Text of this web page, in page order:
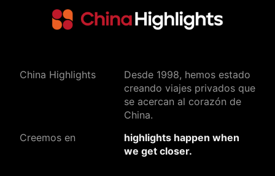
China Highlights
Desde 1998, hemos estado
creando viajes privados que
se acercan al corazón de
China.
Creemos en
highlights happen when
we get closer.